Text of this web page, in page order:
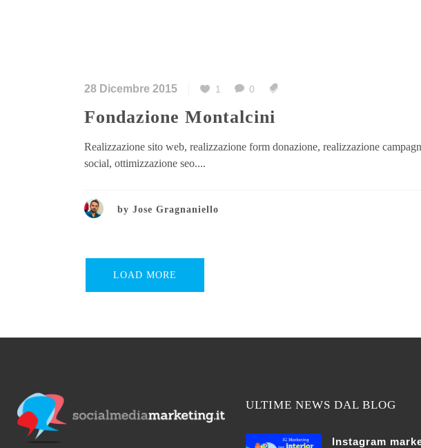
28 Dicembre 2015 1 0
Fondazione Montalcini
Realizzazione sito web, realizzazione form donazione, realizzazione
social, ottimizzazione seo....
by Jose Gragnaniello
LOAD MORE
ULTIME NEWS DAL BLOG
Instagram